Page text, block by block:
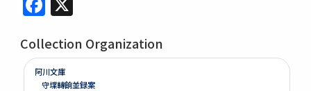
Collection Organization
阿川文庫
守堞轉餉並録案